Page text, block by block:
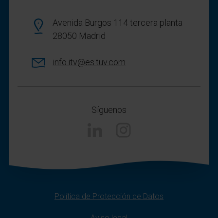
Avenida Burgos 114 tercera planta
28050 Madrid
info.itv@es.tuv.com
Síguenos
Política de Protección de Datos